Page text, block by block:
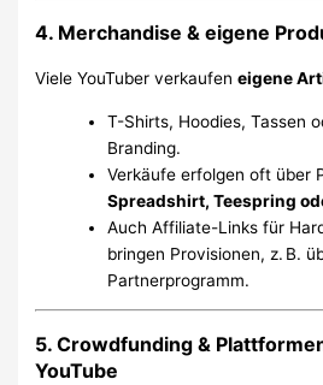
4. Merchandise & eigene
Viele YouTuber verkaufeneigene
T-Shirts, Hoodies, Tassen
Branding.
Verkäufe erfolgen oft über
Spreadshirt, Teespring
Auch Affiliate-Links für
bringen Provisionen, z. B.
Partnerprogramm.
5. Crowdfunding &
YouTube